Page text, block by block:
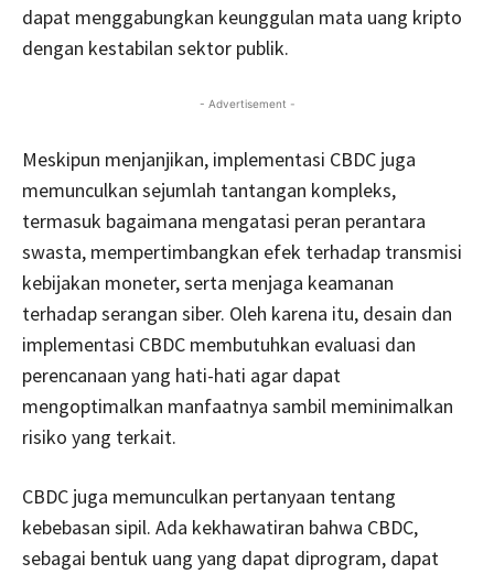
dapat menggabungkan keunggulan mata uang kripto
dengan kestabilan sektor publik.
- Advertisement -
Meskipun menjanjikan, implementasi CBDC juga
memunculkan sejumlah tantangan kompleks,
termasuk bagaimana mengatasi peran perantara
swasta, mempertimbangkan efek terhadap transmisi
kebijakan moneter, serta menjaga keamanan
terhadap serangan siber. Oleh karena itu, desain dan
implementasi CBDC membutuhkan evaluasi dan
perencanaan yang hati-hati agar dapat
mengoptimalkan manfaatnya sambil meminimalkan
risiko yang terkait.
CBDC juga memunculkan pertanyaan tentang
kebebasan sipil. Ada kekhawatiran bahwa CBDC,
sebagai bentuk uang yang dapat diprogram, dapat